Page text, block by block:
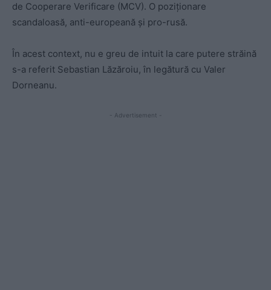
de Cooperare Verificare (MCV). O poziționare
scandaloasă, anti-europeană și pro-rusă.
În acest context, nu e greu de intuit la care putere străină
s-a referit Sebastian Lăzăroiu, în legătură cu Valer
Dorneanu.
- Advertisement -